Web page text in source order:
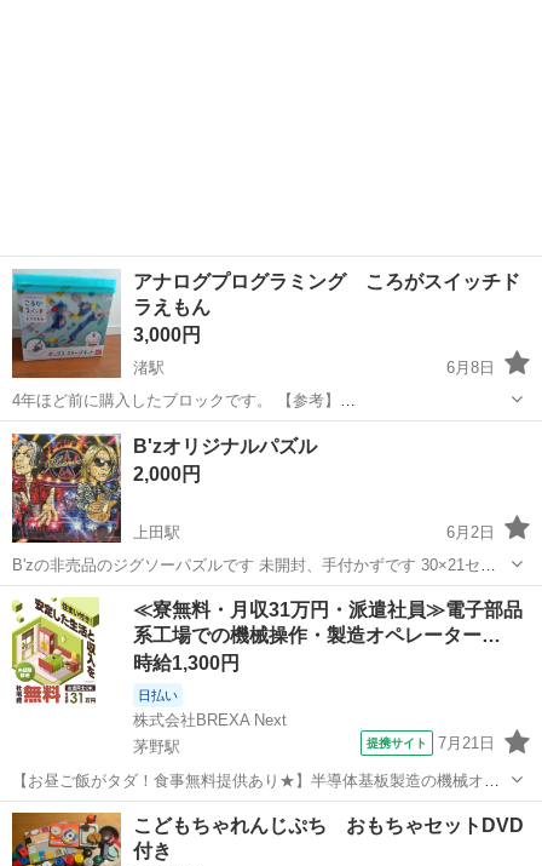
アナログプログラミング ころがスイッチド
ラえもん
3,000円
渚駅
6月8日
4年ほど前に購入したブロックです。 【参考】
https://toy.bandai.co.jp/ja/series/corogaswitch/doraemon/item/box_stag
e_kit/ 【購入時価格】8500円...
長野 松本市 渚駅 パズル
B'zオリジナルパズル
2,000円
上田駅
6月2日
B'zの非売品のジグソーパズルです 未開封、手付かずです 30×21セン
チほど。
長野 上田市 上田駅 パズル
≪寮無料・月収31万円・派遣社員≫電子部品
系工場での機械操作・製造オペレーター…
時給1,300円
日払い
株式会社BREXA Next
茅野駅
提携サイト 7月21日
【お昼ご飯がタダ！食事無料提供あり★】半導体基板製造の機械オペ
レーターや検査作業！未経験活躍中★カップル＆友達同士の応募OK！
赴任旅費会社負担★嬉しい無料送迎◎正社員登用制度あり！マイカー
通勤OK！無料駐車場完備！《長野県茅...
長野 茅野市 茅野駅 その他
こどもちゃれんじぷち おもちゃセットDVD
付き